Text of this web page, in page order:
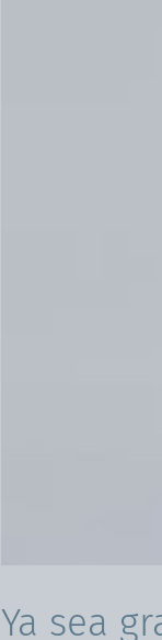
Ya sea